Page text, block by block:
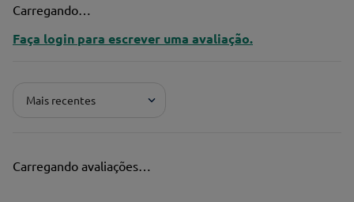
Carregando…
Faça login para escrever uma avaliação.
Mais recentes
Carregando avaliações…